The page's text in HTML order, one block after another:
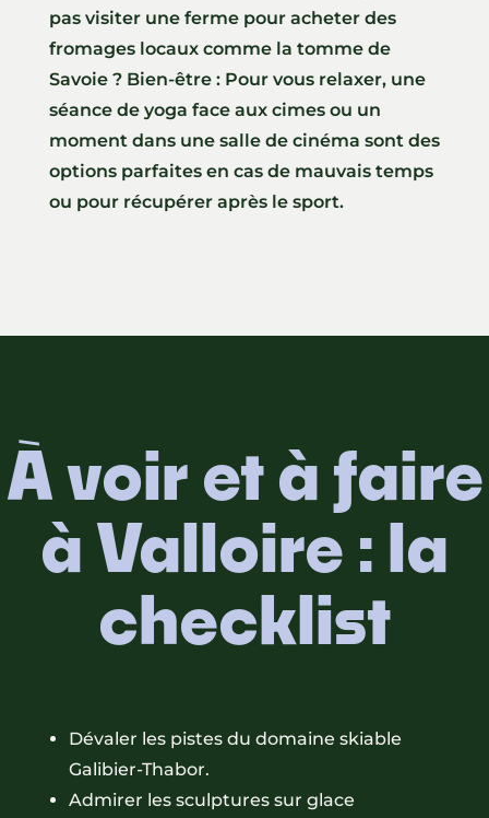
pas visiter une ferme pour acheter des
fromages locaux comme la tomme de
Savoie ? Bien-être : Pour vous relaxer, une
séance de yoga face aux cimes ou un
moment dans une salle de cinéma sont des
options parfaites en cas de mauvais temps
ou pour récupérer après le sport.
À voir et à faire
à Valloire : la
checklist
Dévaler les pistes du domaine skiable
Galibier-Thabor.
Admirer les sculptures sur glace